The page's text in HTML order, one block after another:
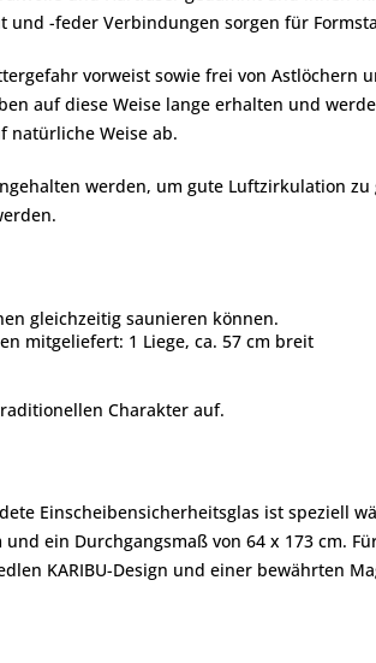
und -feder Verbindungen sorgen für
vorweist sowie frei von Astlöchern
auf diese Weise lange erhalten und
natürliche Weise ab.
werden, um gute Luftzirkulation
gleichzeitig saunieren können.
mitgeliefert: 1 Liege, ca. 57 cm breit
Charakter auf.
Einscheibensicherheitsglas ist speziell
ein Durchgangsmaß von 64 x 173 cm.
KARIBU-Design und einer bewährten